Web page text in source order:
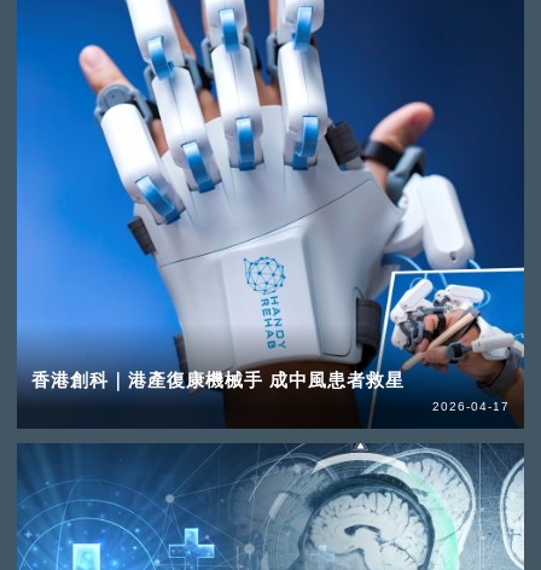
香港創科｜港產復康機械手 成中風患者救星
2026-04-17